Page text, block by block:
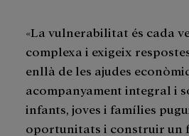
«La vulnerabilitat és cada
complexa i exigeix
enllà de les ajudes
acompanyament integral i
infants, joves i famílies
oportunitats i construir un